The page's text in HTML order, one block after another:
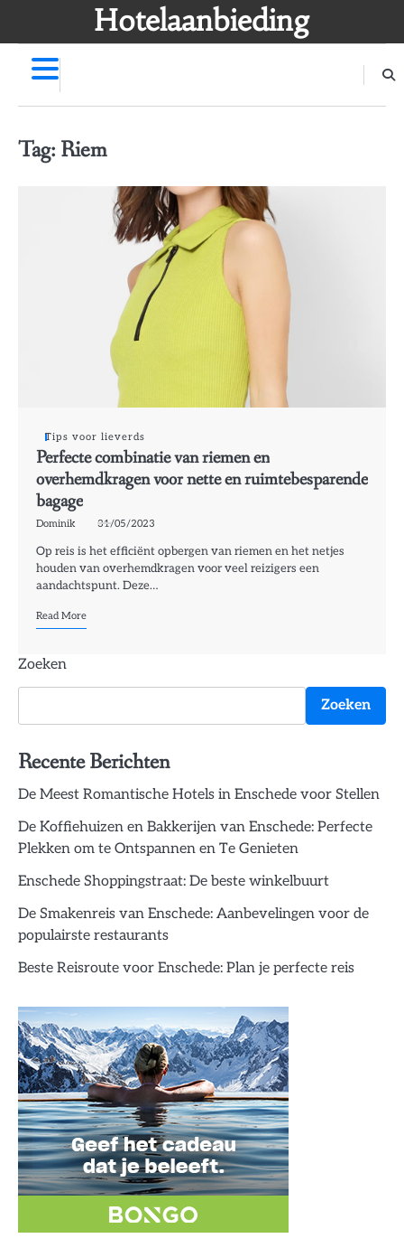
Hotelaanbieding
Tag: Riem
Tips voor lieverds
Perfecte combinatie van riemen en
overhemdkragen voor nette en ruimtebesparende
bagage
Dominik 31/05/2023
Op reis is het efficiënt opbergen van riemen en het netjes
houden van overhemdkragen voor veel reizigers een
aandachtspunt. Deze…
Read More
Zoeken
Zoeken
Recente Berichten
De Meest Romantische Hotels in Enschede voor Stellen
De Koffiehuizen en Bakkerijen van Enschede: Perfecte
Plekken om te Ontspannen en Te Genieten
Enschede Shoppingstraat: De beste winkelbuurt
De Smakenreis van Enschede: Aanbevelingen voor de
populairste restaurants
Beste Reisroute voor Enschede: Plan je perfecte reis